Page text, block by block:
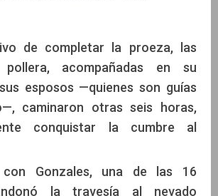
de completar la proeza, las
acompañadas en su
esposos —quienes son guías
caminaron otras seis horas,
conquistar la cumbre al
Gonzales, una de las 16
la travesía al nevado